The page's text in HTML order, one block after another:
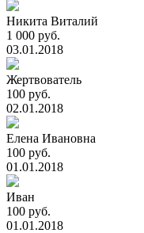
Никита Виталий
1 000 руб.
03.01.2018
Жертвователь
100 руб.
02.01.2018
Елена Ивановна
100 руб.
01.01.2018
Иван
100 руб.
01.01.2018